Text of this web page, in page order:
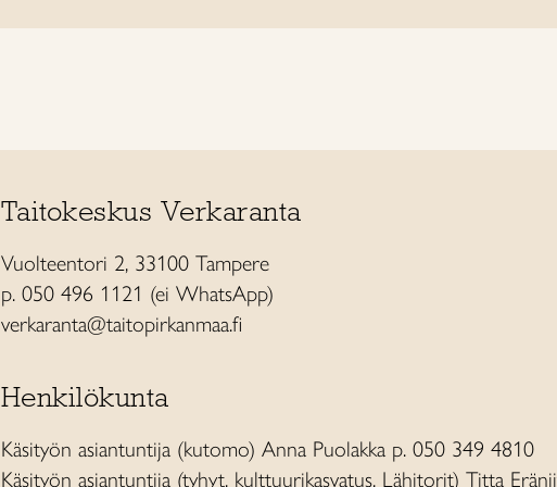
Taitokeskus Verkaranta
Vuolteentori 2, 33100 Tampere
p. 050 496 1121 (ei WhatsApp)
verkaranta@taitopirkanmaa.fi
Henkilökunta
Käsityön asiantuntija (kutomo) Anna Puolakka p. 050 349 4810
Käsityön asiantuntija (tyhyt, kulttuurikasvatus, Lähitorit) Titta